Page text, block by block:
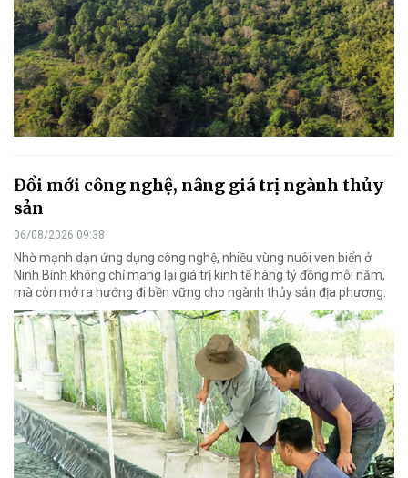
Đổi mới công nghệ, nâng giá trị ngành thủy
sản
06/08/2026 09:38
Nhờ mạnh dạn ứng dụng công nghệ, nhiều vùng nuôi ven biển ở
Ninh Bình không chỉ mang lại giá trị kinh tế hàng tỷ đồng mỗi năm,
mà còn mở ra hướng đi bền vững cho ngành thủy sản địa phương.